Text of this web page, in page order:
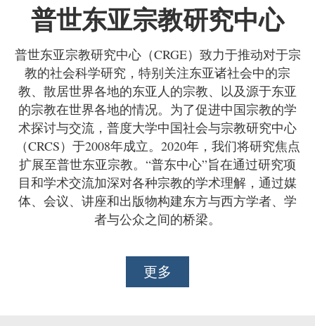
普世东亚宗教研究中心
普世东亚宗教研究中心（CRGE）致力于推动对于宗
教的社会科学研究，特别关注东亚诸社会中的宗
教、散居世界各地的东亚人的宗教、以及源于东亚
的宗教在世界各地的情况。为了促进中国宗教的学
术探讨与交流，普度大学中国社会与宗教研究中心
（CRCS）于2008年成立。2020年，我们将研究焦点
扩展至普世东亚宗教。“普东中心”旨在通过研究项
目和学术交流加深对各种宗教的学术理解，通过媒
体、会议、讲座和出版物构建东方与西方学者、学
者与公众之间的桥梁。
更多